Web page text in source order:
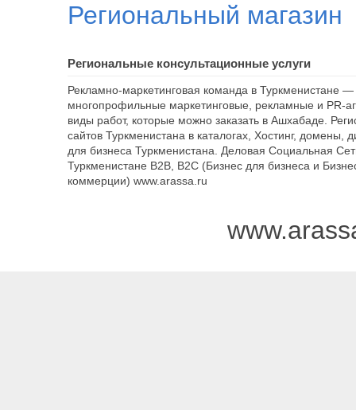
Региональный магазин
Региональные консультационные услуги
Рекламно-маркетинговая команда в Туркменистане —
многопрофильные маркетинговые, рекламные и PR-
виды работ, которые можно заказать в Ашхабаде.
сайтов Туркменистана в каталогах, Хостинг, домены,
для бизнеса Туркменистана. Деловая Социальная
Туркменистане B2B, B2C (Бизнес для бизнеса и
коммерции) www.arassa.ru